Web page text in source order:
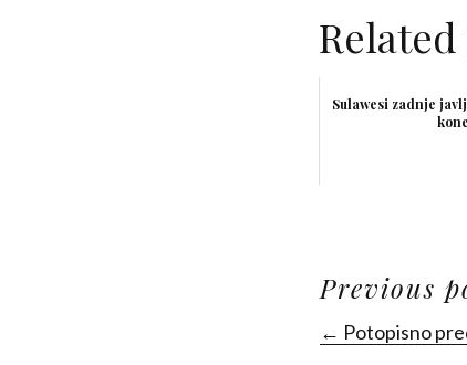
Sulawesi zadnje
Previous
← Potopisno